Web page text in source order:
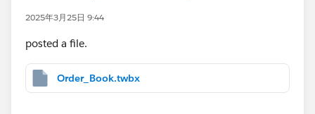
2025年3月25日 9:44
posted a file.
Order_Book.twbx